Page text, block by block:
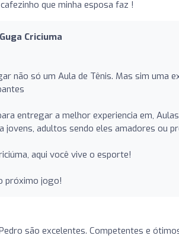
que minha esposa faz !
Criciuma
não só um Aula de Tênis. Mas sim uma
entregar a melhor experiencia em,
jovens, adultos sendo eles amadores ou
aqui você vive o esporte!
próximo jogo!
são excelentes. Competentes e